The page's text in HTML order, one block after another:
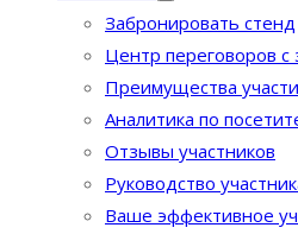
Забронировать стенд
Центр переговоров с
Преимущества
Аналитика по
Отзывы участников
Руководство
Ваше эффективное